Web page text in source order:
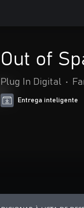
Out of
Plug In Digital •
Entrega inteligente